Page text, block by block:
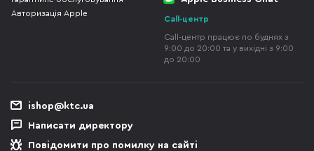
Авторизація Apple
Call-центр
Call-центр працює по буднях з
9:00 до 20:00 та у вихідні з 9:00
до 20:00
ishop@ktc.ua
Написати директору
Повідомити про помилку на сайті